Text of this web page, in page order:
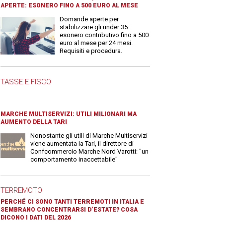
APERTE: ESONERO FINO A 500 EURO AL MESE
Domande aperte per
stabilizzare gli under 35:
esonero contributivo fino a 500
euro al mese per 24 mesi.
Requisiti e procedura.
TASSE E FISCO
MARCHE MULTISERVIZI: UTILI MILIONARI MA
AUMENTO DELLA TARI
Nonostante gli utili di Marche Multiservizi
viene aumentata la Tari, il direttore di
Confcommercio Marche Nord Varotti: "un
comportamento inaccettabile"
TERREMOTO
PERCHÉ CI SONO TANTI TERREMOTI IN ITALIA E
SEMBRANO CONCENTRARSI D’ESTATE? COSA
DICONO I DATI DEL 2026